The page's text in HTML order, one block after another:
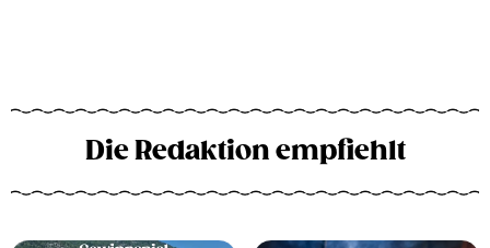
Die Redaktion empfiehlt